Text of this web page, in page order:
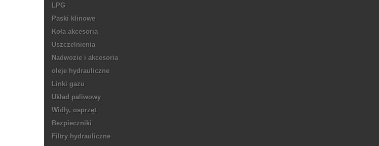
LPG
Paski klinowe
Koła akcesoria
Uszczelnienia
Nadwozie i akcesoria
oleje hydrauliczne
Linki gazu
Układ paliwowy
Widły, osprzęt
Bezpieczniki
Filtry hydrauliczne